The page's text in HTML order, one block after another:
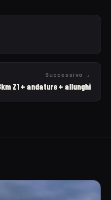
Successivo →
Z1 + andature + allunghi